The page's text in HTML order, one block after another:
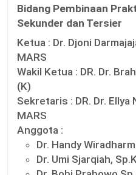
Bidang Pembinaan
Sekunder dan Tersier
Ketua : Dr. Djoni
MARS
Wakil Ketua : DR. Dr.
(K)
Sekretaris : DR. Dr.
MARS
Anggota :
Dr. Handy
Dr. Umi Sjarqiah,